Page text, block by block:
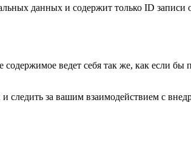
данных и содержит только ID записи
ведет себя так же, как если бы
и следить за вашим взаимодействием с